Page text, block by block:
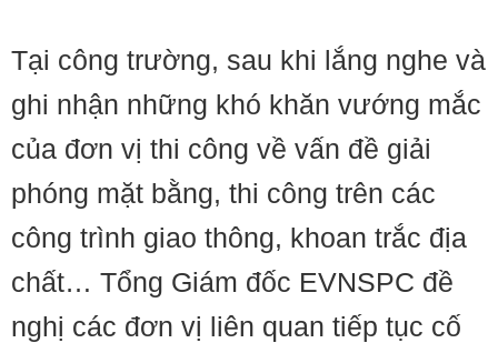
Tại công trường, sau khi lắng nghe và
ghi nhận những khó khăn vướng mắc
của đơn vị thi công về vấn đề giải
phóng mặt bằng, thi công trên các
công trình giao thông, khoan trắc địa
chất… Tổng Giám đốc EVNSPC đề
nghị các đơn vị liên quan tiếp tục cố